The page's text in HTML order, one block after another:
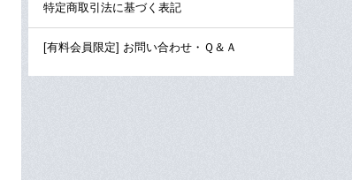
特定商取引法に基づく表記
[有料会員限定] お問い合わせ・Ｑ＆Ａ